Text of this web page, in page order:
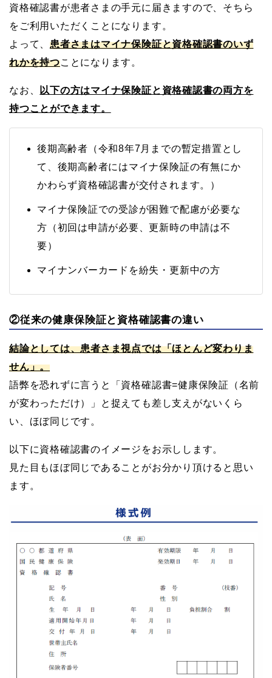
資格確認書が患者さまの手元に届きますので、そちら
をご利用いただくことになります。
よって、患者さまはマイナ保険証と資格確認書のいず
れかを持つことになります。
なお、
以下の方はマイナ保険証と資格確認書の両方を
持つことができます。
後期高齢者（令和8年7月までの暫定措置とし
て、後期高齢者にはマイナ保険証の有無にか
かわらず資格確認書が交付されます。）
マイナ保険証での受診が困難で配慮が必要な
方（初回は申請が必要、更新時の申請は不
要）
マイナンバーカードを紛失・更新中の方
②従来の健康保険証と資格確認書の違い
結論としては、患者さま視点では「ほとんど変わりま
せん」。
語弊を恐れずに言うと「資格確認書=健康保険証（名前
が変わっただけ）」と捉えても差し支えがないくら
い、ほぼ同じです。
以下に資格確認書のイメージをお示しします。
見た目もほぼ同じであることがお分かり頂けると思い
ます。